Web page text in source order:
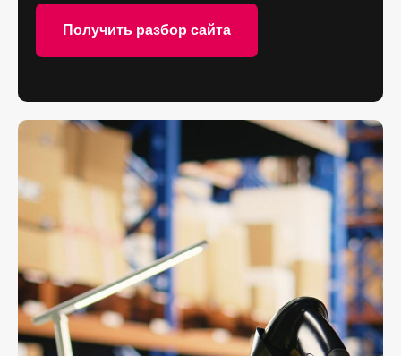
Получить разбор сайта